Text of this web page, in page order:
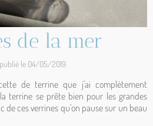
de la mer
le 04/05/2019
de terrine que j'ai complètement
terrine se prête bien pour les grandes
de ces verrines qu'on pause sur un beau